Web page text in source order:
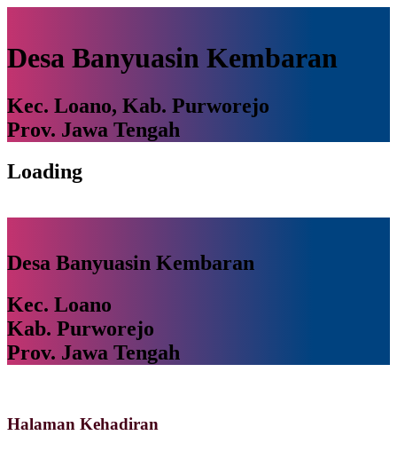
Desa Banyuasin Kembaran
Kec. Loano, Kab. Purworejo
Prov. Jawa Tengah
Loading
Desa Banyuasin Kembaran
Kec. Loano
Kab. Purworejo
Prov. Jawa Tengah
Halaman Kehadiran